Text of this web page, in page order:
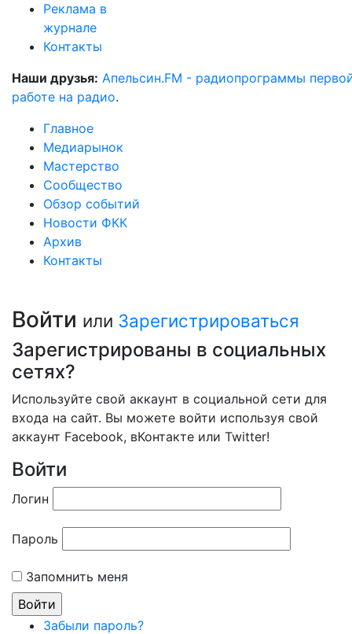
Реклама в
журнале
Контакты
Наши друзья: Апельсин.FM - радиопрограммы
работе на радио.
Главное
Медиарынок
Мастерство
Сообщество
Обзор событий
Новости ФКК
Архив
Контакты
Войти или Зарегистрироваться
Зарегистрированы в социальных
сетях?
Используйте свой аккаунт в социальной сети для
входа на сайт. Вы можете войти используя свой
аккаунт Facebook, вКонтакте или Twitter!
Войти
Логин
Пароль
Запомнить меня
Забыли пароль?